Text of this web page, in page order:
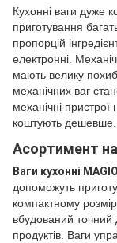
Кухонні ваги дуже
приготування
пропорцій
електронні.
мають велику
механічних ваг
механічні
коштують дешевше.
Асортимент
Ваги кухонні MAGIO
допоможуть
компактному
вбудований точний
продуктів. Ваги